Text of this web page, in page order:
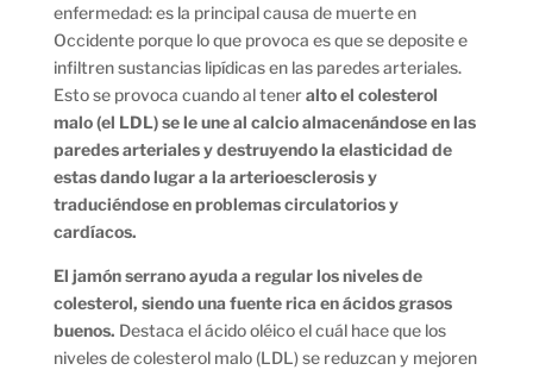
enfermedad: es la principal causa de muerte en
Occidente porque lo que provoca es que se deposite e
infiltren sustancias lipídicas en las paredes arteriales.
Esto se provoca cuando al teneralto el colesterol
malo (el LDL) se le une al calcio almacenándose en las
paredes arteriales y destruyendo la elasticidad de
estas dando lugar a la arterioesclerosis y
traduciéndose en problemas circulatorios y
cardíacos.
El jamón serrano ayuda a regular los niveles de
colesterol, siendo una fuente rica en ácidos grasos
buenos. Destaca el ácido oléico el cuál hace que los
niveles de colesterol malo (LDL) se reduzcan y mejoren